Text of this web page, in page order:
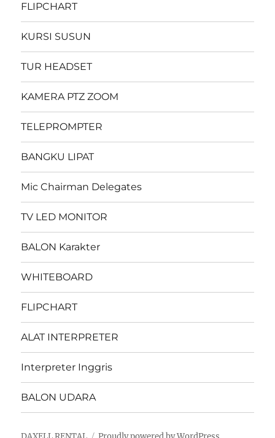
FLIPCHART
KURSI SUSUN
TUR HEADSET
KAMERA PTZ ZOOM
TELEPROMPTER
BANGKU LIPAT
Mic Chairman Delegates
TV LED MONITOR
BALON Karakter
WHITEBOARD
FLIPCHART
ALAT INTERPRETER
Interpreter Inggris
BALON UDARA